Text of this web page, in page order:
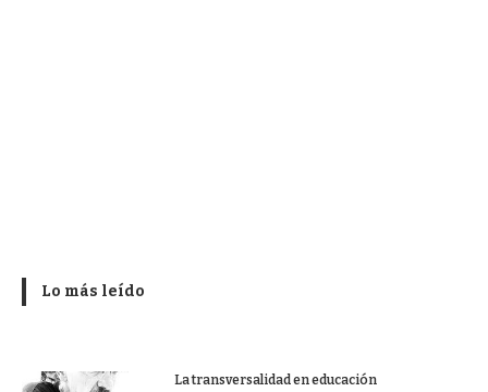
Lo más leído
La transversalidad en educación